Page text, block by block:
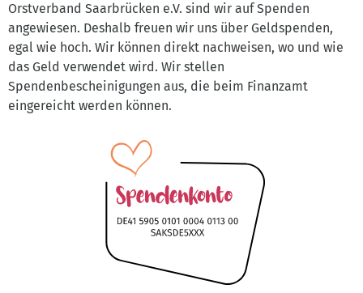
Orstverband Saarbrücken e.V. sind wir auf Spenden
angewiesen. Deshalb freuen wir uns über Geldspenden,
egal wie hoch. Wir können direkt nachweisen, wo und wie
das Geld verwendet wird. Wir stellen
Spendenbescheinigungen aus, die beim Finanzamt
eingereicht werden können.